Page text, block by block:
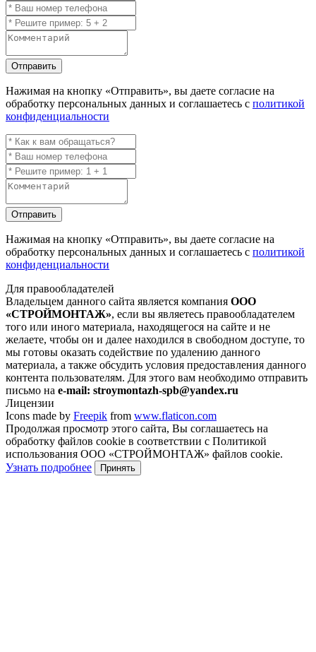
Отправить
Нажимая на кнопку «Отправить», вы даете согласие на
обработку персональных данных и соглашаетесь с политикой
конфиденциальности
Отправить
Нажимая на кнопку «Отправить», вы даете согласие на
обработку персональных данных и соглашаетесь с политикой
конфиденциальности
Для правообладателей
Владельцем данного сайта является компания ООО
«СТРОЙМОНТАЖ», если вы являетесь правообладателем
того или иного материала, находящегося на сайте и не
желаете, чтобы он и далее находился в свободном доступе, то
мы готовы оказать содействие по удалению данного
материала, а также обсудить условия предоставления данного
контента пользователям. Для этого вам необходимо отправить
письмо на e-mail: stroymontazh-spb@yandex.ru
Лицензии
Icons made by Freepik from www.flaticon.com
Продолжая просмотр этого сайта, Вы соглашаетесь на
обработку файлов cookie в соответствии с Политикой
использования ООО «СТРОЙМОНТАЖ» файлов cookie.
Узнать подробнее
Принять